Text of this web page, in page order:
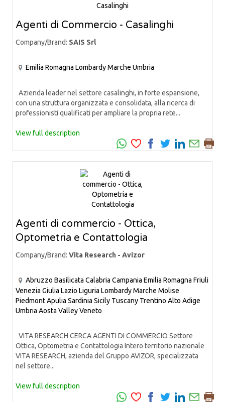
Agenti di Commercio - Casalinghi
Company/Brand: SAIS Srl
Emilia Romagna LombardyMarche Umbria
Azienda leader nel settore casalinghi, in forte espansione,
con una struttura organizzata e consolidata, alla ricerca di
professionisti qualificati per ampliare la propria rete...
View full description
Agenti di commercio - Ottica,
Optometria e Contattologia
Company/Brand: Vita Research - Avizor
Abruzzo Basilicata Calabria Campania Emilia Romagna Friuli
Venezia Giulia Lazio Liguria LombardyMarche Molise
PiedmontApulia Sardinia Sicily Tuscany Trentino Alto Adige
Umbria Aosta ValleyVeneto
VITA RESEARCH CERCA AGENTI DI COMMERCIO Settore
Ottica, Optometria e Contattologia Intero territorio nazionale
VITA RESEARCH, azienda del Gruppo AVIZOR, specializzata
nel settore...
View full description